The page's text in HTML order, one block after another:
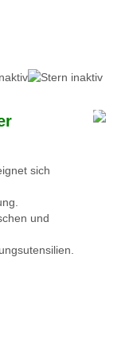
sich
und